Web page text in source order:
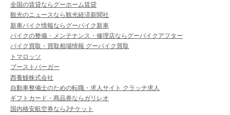
全国の賃貸ならグーホーム賃貸
観光のニュースなら観光経済新聞社
新車バイク情報ならグーバイク新車
バイクの整備・メンテナンス・修理店ならグーバイクアフター
バイク買取・買取相場情報 グーバイク買取
トマロッソ
ブーストバーガー
西養鰻株式会社
自動車整備士のための転職・求人サイト クラッチ求人
ギフトカード・商品券ならガリレオ
国内格安航空券ならJチケット